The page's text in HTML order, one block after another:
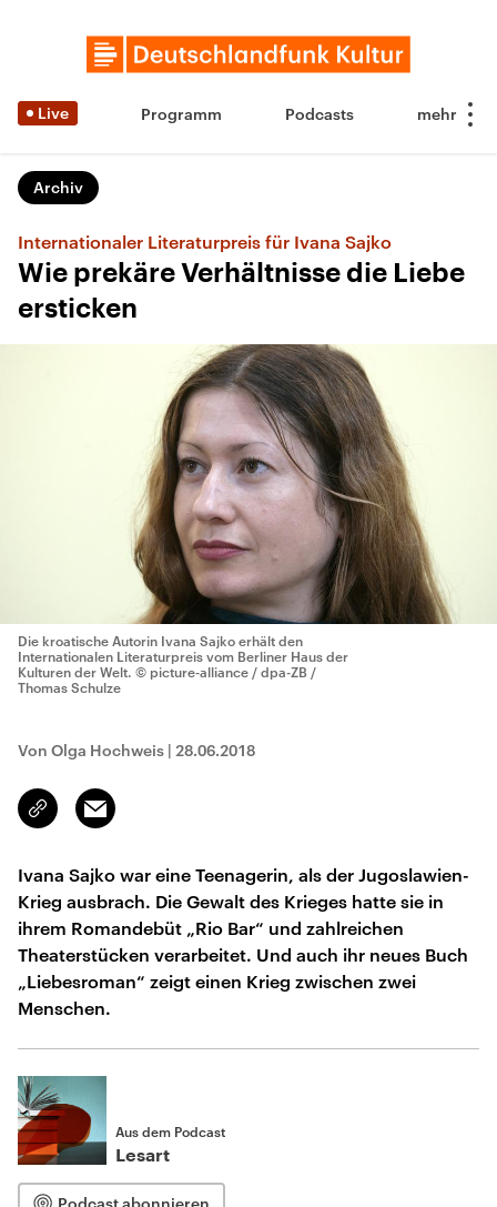
Live Programm Podcasts
Archiv
Internationaler Literaturpreis für Ivana Sajko
Wie prekäre Verhältnisse die Liebe
ersticken
Die kroatische Autorin Ivana Sajko erhält den
Internationalen Literaturpreis vom Berliner Haus der
Kulturen der Welt. © picture-alliance / dpa-ZB /
Thomas Schulze
Von Olga Hochweis | 28.06.2018
Link
kopieren/teilen
Email
Ivana Sajko war eine Teenagerin, als der Jugoslawien-
Krieg ausbrach. Die Gewalt des Krieges hatte sie in
ihrem Romandebüt „Rio Bar“ und zahlreichen
Theaterstücken verarbeitet. Und auch ihr neues Buch
„Liebesroman“ zeigt einen Krieg zwischen zwei
Menschen.
Aus dem Podcast
Lesart
Podcast abonnieren